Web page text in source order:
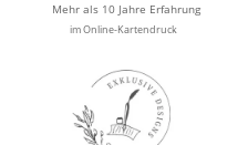
Mehr als 10 Jahre Erfahrung
im Online-Kartendruck